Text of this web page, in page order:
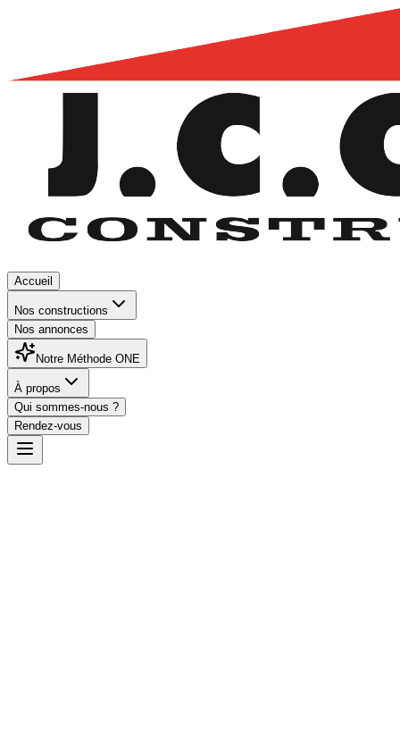
Accueil
Nos constructions
Nos annonces
Notre Méthode ONE
À propos
Qui sommes-nous ?
Rendez-vous